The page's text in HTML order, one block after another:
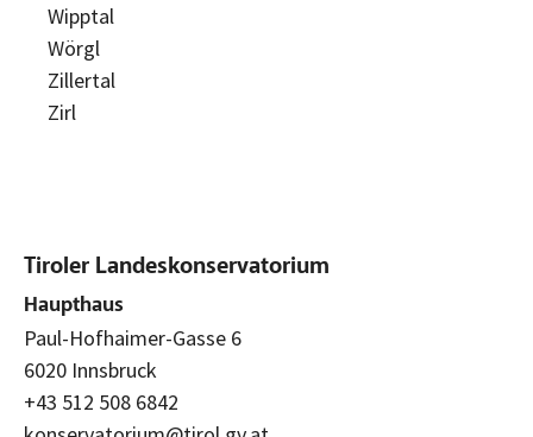
Wipptal
Wörgl
Zillertal
Zirl
Tiroler Landeskonservatorium
Haupthaus
Paul-Hofhaimer-Gasse 6
6020 Innsbruck
+43 512 508 6842